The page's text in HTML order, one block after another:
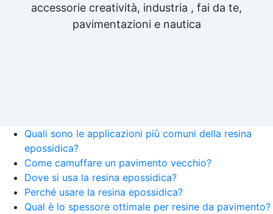
accessorie creatività, industria , fai da te,
pavimentazioni e nautica
Quali sono le applicazioni più comuni della resina
epossidica?
Come camuffare un pavimento vecchio?
Dove si usa la resina epossidica?
Perché usare la resina epossidica?
Qual è lo spessore ottimale per resine da pavimento?